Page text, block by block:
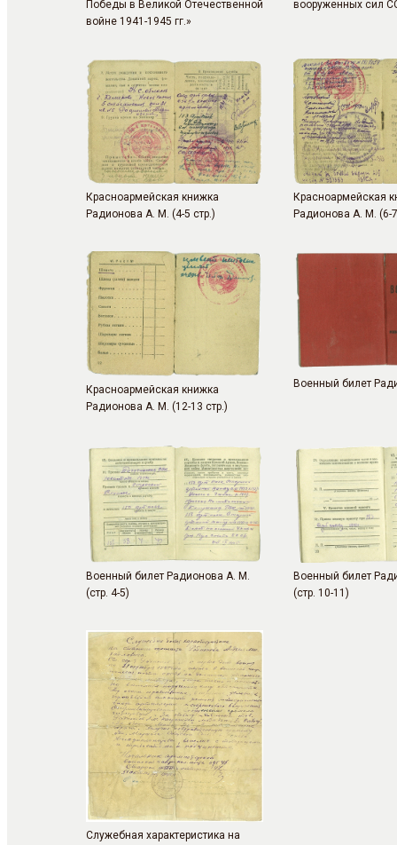
Победы в Великой Отечественной
войне 1941-1945 гг.»
вооруженных сил
Красноармейская книжка
Радионова А. М. (4-5 стр.)
Красноармейская
Радионова А. М. (6-
Красноармейская книжка
Радионова А. М. (12-13 стр.)
Военный билет
Военный билет Радионова А. М.
(стр. 4-5)
Военный билет
(стр. 10-11)
Служебная характеристика на